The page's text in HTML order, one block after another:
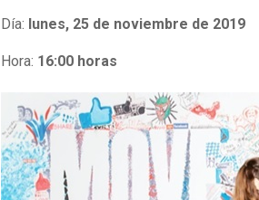
Día: lunes, 25 de noviembre de 2019
Hora: 16:00 horas